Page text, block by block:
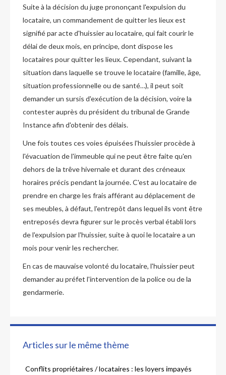
Articles sur le même thème
Conflits propriétaires / locataires : les loyers impayés
Suite à la décision du juge prononçant l'expulsion du
locataire, un commandement de quitter les lieux est
signifié par acte d'huissier au locataire, qui fait courir le
délai de deux mois, en principe, dont dispose les
locataires pour quitter les lieux. Cependant, suivant la
situation dans laquelle se trouve le locataire (famille, âge,
situation professionnelle ou de santé…), il peut soit
demander un sursis d'exécution de la décision, voire la
contester auprès du président du tribunal de Grande
Instance afin d'obtenir des délais.
Une fois toutes ces voies épuisées l'huissier procède à
l'évacuation de l'immeuble qui ne peut être faite qu'en
dehors de la trêve hivernale et durant des créneaux
horaires précis pendant la journée. C'est au locataire de
prendre en charge les frais afférant au déplacement de
ses meubles, à défaut, l'entrepôt dans lequel ils vont être
entreposés devra figurer sur le procès verbal établi lors
de l'expulsion par l'huissier, suite à quoi le locataire a un
mois pour venir les rechercher.
En cas de mauvaise volonté du locataire, l'huissier peut
demander au préfet l'intervention de la police ou de la
gendarmerie.